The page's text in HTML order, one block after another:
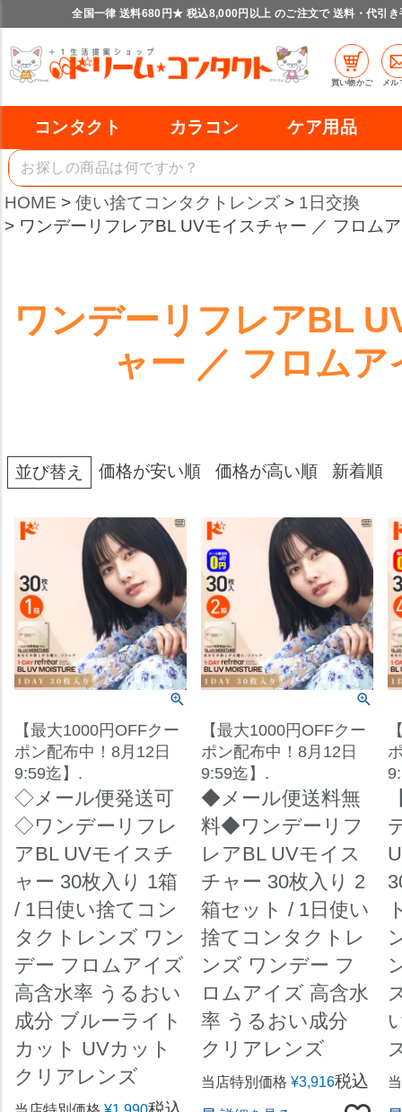
全国一律 送料680円★ 税込8,000円以上 のご注文で 送料・代引き
買い物かご メル
コンタクト カラコン ケア用品
HOME 使い捨てコンタクトレンズ
1日交換
ワンデーリフレアBL UVモイスチャー ／ フロム
ワンデーリフレアBL
ャー ／ フロムア
並び替え 価格が安い順 価格が高い順 新着順
【最大1000円OFFクー
ポン配布中！8月12日
9:59迄】.
◇メール便発送可
◇ワンデーリフレ
アBL UVモイスチ
ャー 30枚入り 1箱
/ 1日使い捨てコン
タクトレンズ ワン
デー フロムアイズ
高含水率 うるおい
成分 ブルーライト
カット UVカット
クリアレンズ
【最大1000円OFFクー
ポン配布中！8月12日
9:59迄】.
◆メール便送料無
料◆ワンデーリフ
レアBL UVモイス
チャー 30枚入り 2
箱セット / 1日使い
捨てコンタクトレ
ンズ ワンデー フ
ロムアイズ 高含水
率 うるおい成分
クリアレンズ
当店特別価格 ¥3,916税込